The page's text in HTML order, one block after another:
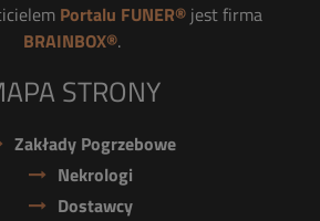
Portalu FUNER®jest firma
BRAINBOX®.
STRONY
Zakłady Pogrzebowe
Nekrologi
Dostawcy